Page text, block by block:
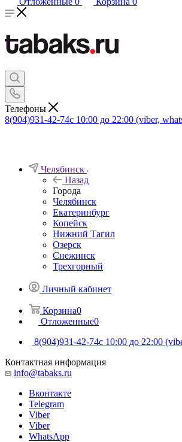
Телефоны
8(904)931-42-74с 10:00 до 22:00 (viber,
Челябинск
Назад
Города
Челябинск
Екатеринбург
Копейск
Нижний Тагил
Озерск
Снежинск
Трехгорный
Личный кабинет
Корзина0
Отложенные0
8(904)931-42-74с 10:00 до 22:00
Контактная информация
info@tabaks.ru
Вконтакте
Telegram
Viber
Viber
WhatsApp